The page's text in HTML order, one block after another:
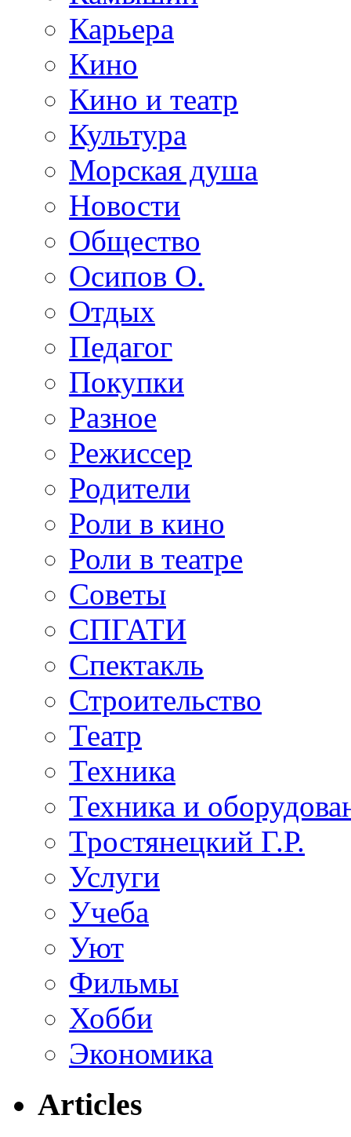
Карьера
Кино
Кино и театр
Культура
Морская душа
Новости
Общество
Осипов О.
Отдых
Педагог
Покупки
Разное
Режиссер
Родители
Роли в кино
Роли в театре
Советы
СПГАТИ
Спектакль
Строительство
Театр
Техника
Техника и
Тростянецкий Г.Р.
Услуги
Учеба
Уют
Фильмы
Хобби
Экономика
Articles